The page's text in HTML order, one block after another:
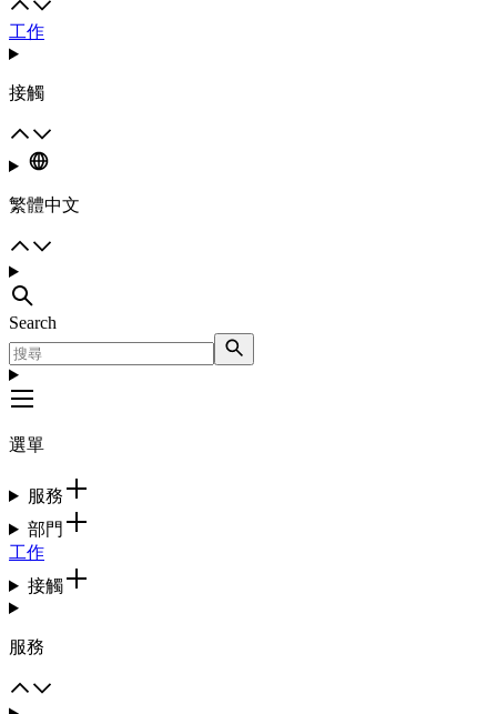
工作
接觸
繁體中文
Search
選單
服務
部門
工作
接觸
服務